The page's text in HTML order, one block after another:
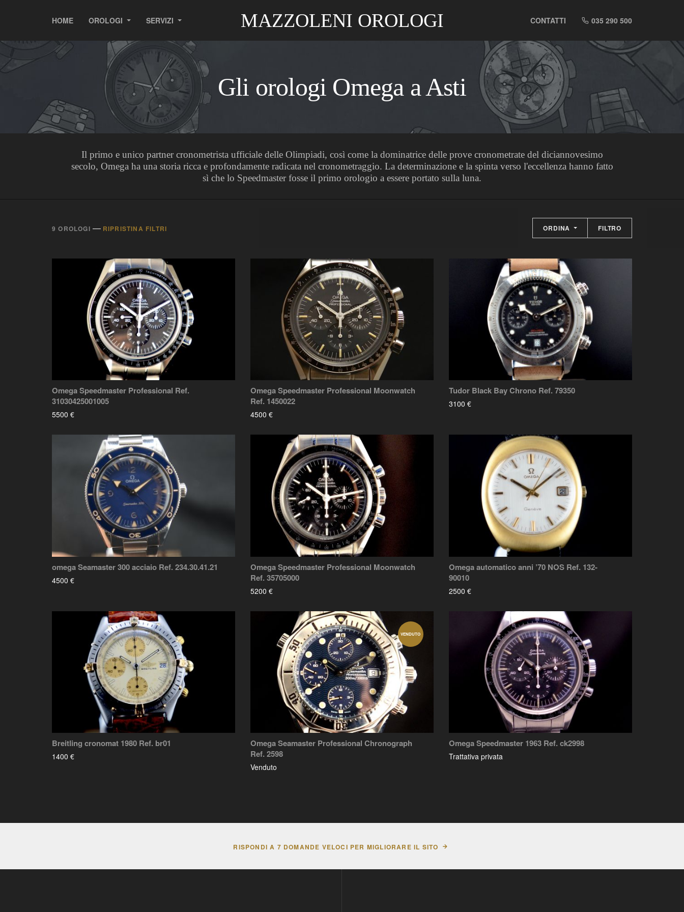
MAZZOLENI OROLOGI
HOME OROLOGI SERVIZI CONTATTI 035 290 500
Gli orologi Omega a Asti
Il primo e unico partner cronometrista ufficiale delle Olimpiadi, così come la dominatrice delle prove cronometrate del diciannovesimo
secolo, Omega ha una storia ricca e profondamente radicata nel cronometraggio. La determinazione e la spinta verso l'eccellenza hanno fatto
sì che lo Speedmaster fosse il primo orologio a essere portato sulla luna.
9 OROLOGI — RIPRISTINA FILTRI ORDINA FILTRO
Omega Speedmaster Professional Ref.
31030425001005
5500 €
Omega Speedmaster Professional Moonwatch
Ref. 1450022
4500 €
Tudor Black Bay Chrono Ref. 79350
3100 €
omega Seamaster 300 acciaio Ref. 234.30.41.21
4500 €
Omega Speedmaster Professional Moonwatch
Ref. 35705000
5200 €
Omega automatico anni ’70 NOS Ref. 132-
90010
2500 €
Breitling cronomat 1980 Ref. br01
1400 €
VENDUTO
Omega Seamaster Professional Chronograph
Ref. 2598
Venduto
Omega Speedmaster 1963 Ref. ck2998
Trattativa privata
RISPONDI A 7 DOMANDE VELOCI PER MIGLIORARE IL SITO